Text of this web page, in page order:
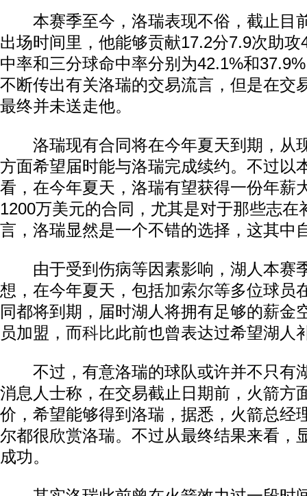
本赛季至今，洛瑞表现不俗，截止目
出场时间里，他能够贡献17.2分7.9次助
中率和三分球命中率分别为42.1%和
不断传出有关洛瑞的交易流言，但是在交
最终并未送走他。
洛瑞现有合同将在今年夏天到期，从
方面希望届时能与洛瑞完成续约。不过以
看，在今年夏天，洛瑞有望获得一份年薪
1200万美元的合同，尤其是对于那些志在
言，洛瑞显然是一个不错的选择，这其中
由于受到伤病等因素影响，湖人本赛
想，在今年夏天，包括加索尔等多位球员
同都将到期，届时湖人将拥有足够的薪金
员加盟，而科比此前也曾表达过希望湖人
不过，有意洛瑞的球队或许并不只有
消息人士称，在交易截止日期前，火箭方
价，希望能够得到洛瑞，据悉，火箭总经
尔都很欣赏洛瑞。不过从最终结果来看，
成功。